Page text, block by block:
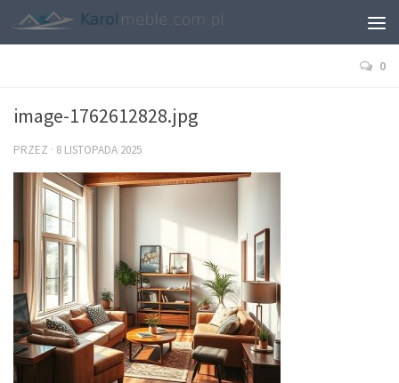
0
image-1762612828.jpg
PRZEZ · 8 LISTOPADA 2025